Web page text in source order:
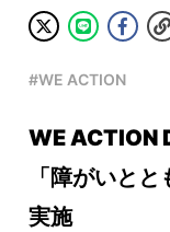
#WE ACTION
WE
「障がいと
実施